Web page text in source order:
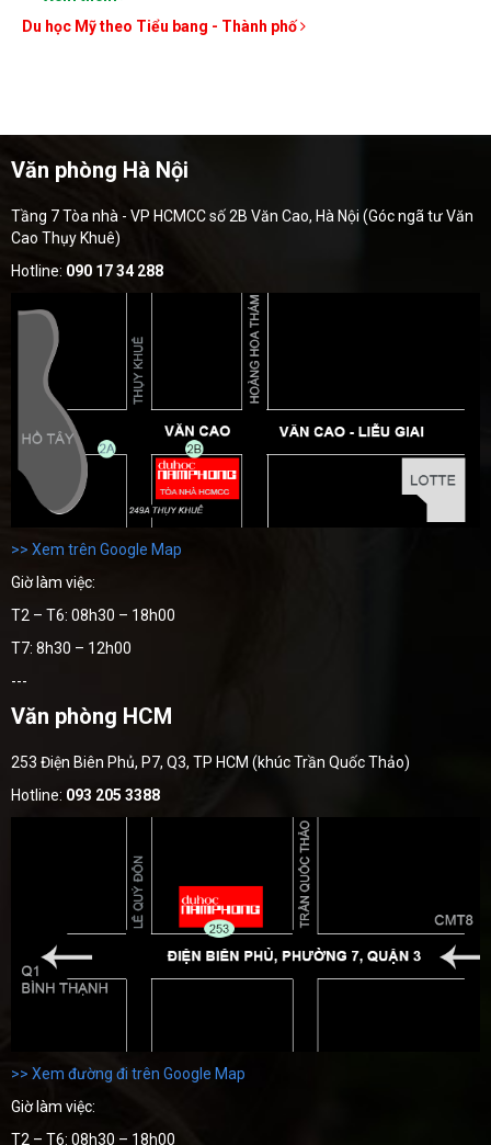
Du học Mỹ theo Tiểu bang - Thành phố
Văn phòng Hà Nội
Tầng 7 Tòa nhà - VP HCMCC số 2B Văn Cao, Hà Nội (Góc ngã tư Văn
Cao Thụy Khuê)
Hotline: 090 17 34 288
>> Xem trên Google Map
Giờ làm việc:
T2 – T6: 08h30 – 18h00
T7: 8h30 – 12h00
---
Văn phòng HCM
253 Điện Biên Phủ, P7, Q3, TP HCM (khúc Trần Quốc Thảo)
Hotline: 093 205 3388
>> Xem đường đi trên Google Map
Giờ làm việc:
T2 – T6: 08h30 – 18h00